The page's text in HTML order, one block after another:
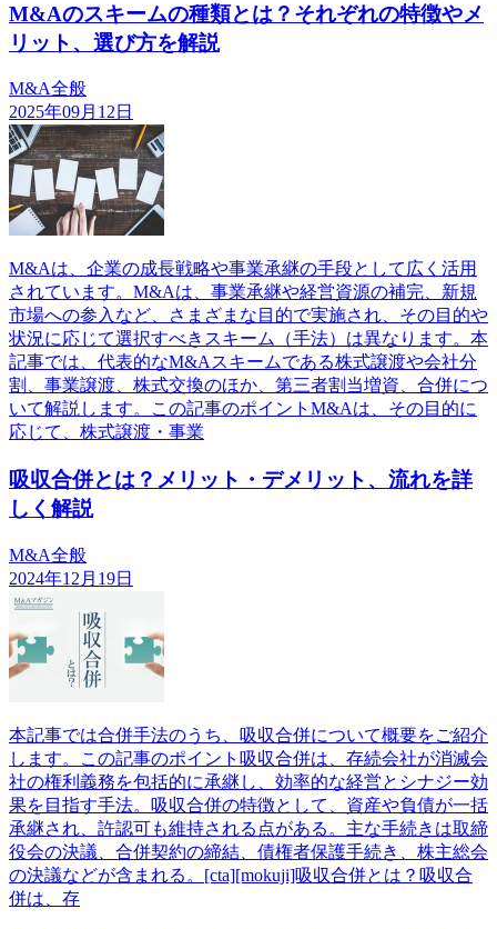
M&Aのスキームの種類とは？それぞれの特徴やメ
リット、選び方を解説
M&A全般
2025年09月12日
M&Aは、企業の成長戦略や事業承継の手段として広く活用
されています。M&Aは、事業承継や経営資源の補完、新規
市場への参入など、さまざまな目的で実施され、その目的や
状況に応じて選択すべきスキーム（手法）は異なります。本
記事では、代表的なM&Aスキームである株式譲渡や会社分
割、事業譲渡、株式交換のほか、第三者割当増資、合併につ
いて解説します。この記事のポイントM&Aは、その目的に
応じて、株式譲渡・事業
吸収合併とは？メリット・デメリット、流れを詳
しく解説
M&A全般
2024年12月19日
本記事では合併手法のうち、吸収合併について概要をご紹介
します。この記事のポイント吸収合併は、存続会社が消滅会
社の権利義務を包括的に承継し、効率的な経営とシナジー効
果を目指す手法。吸収合併の特徴として、資産や負債が一括
承継され、許認可も維持される点がある。主な手続きは取締
役会の決議、合併契約の締結、債権者保護手続き、株主総会
の決議などが含まれる。[cta][mokuji]吸収合併とは？吸収合
併は、存